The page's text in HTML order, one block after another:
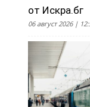
от Искра.бг
06 август 2026 |